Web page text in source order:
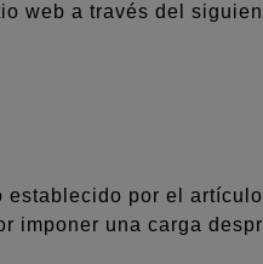
web a través del
por el
imponer una carga